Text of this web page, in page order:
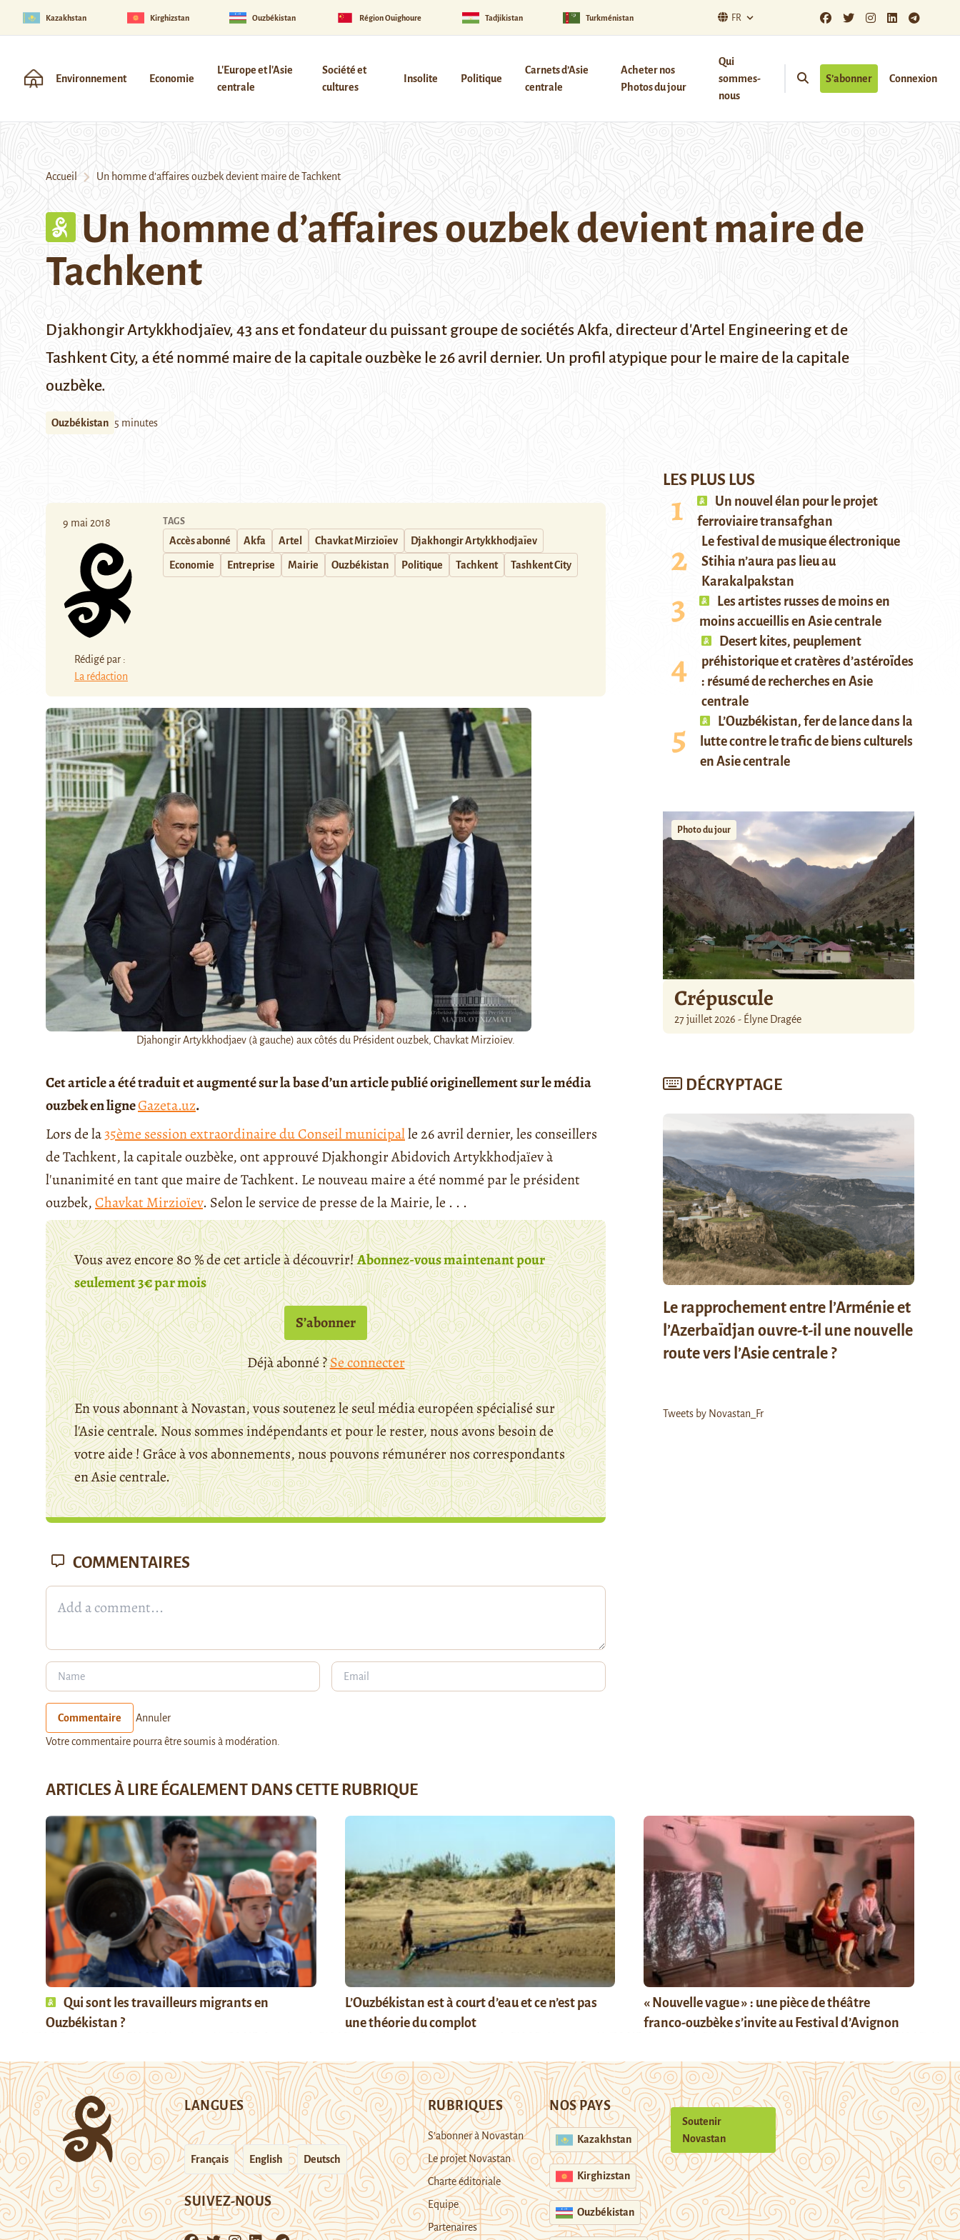
Kazakhstan Kirghizstan Ouzbékistan Région Ouïghoure Tadjikistan Turkménistan FR
Environnement Economie
L'Europe et l'Asie
centrale
Société et
cultures
Insolite Politique
Carnets d’Asie
centrale
Acheter nos
Photos du jour
Qui
sommes-
nous
S’abonner Connexion
Accueil Un homme d’affaires ouzbek devient maire de Tachkent
Un homme d’affaires ouzbek devient maire de
Tachkent
Djakhongir Artykkhodjaïev, 43 ans et fondateur du puissant groupe de sociétés Akfa, directeur d'Artel Engineering et de
Tashkent City, a été nommé maire de la capitale ouzbèke le 26 avril dernier. Un profil atypique pour le maire de la capitale
ouzbèke.
Ouzbékistan 5 minutes
9 mai 2018
Rédigé par :
La rédaction
TAGS
Accès abonné Akfa Artel Chavkat Mirzioïev Djakhongir Artykkhodjaïev
Economie Entreprise Mairie Ouzbékistan Politique Tachkent Tashkent City
Djahongir Artykkhodjaev (à gauche) aux côtés du Président ouzbek, Chavkat Mirzioïev.
Cet article a été traduit et augmenté sur la base d’un article publié originellement sur le média
ouzbek en ligneGazeta.uz.
Lors de la35ème session extraordinaire du Conseil municipalle 26 avril dernier, les conseillers
de Tachkent, la capitale ouzbèke, ont approuvé Djakhongir Abidovich Artykkhodjaïev à
l'unanimité en tant que maire de Tachkent. Le nouveau maire a été nommé par le président
ouzbek,Chavkat Mirzioïev. Selon le service de presse de la Mairie, le . . .
Vous avez encore 80 % de cet article à découvrir!Abonnez-vous maintenant pour
seulement 3€ par mois
S’abonner
Déjà abonné ?Se connecter
En vous abonnant à Novastan, vous soutenez le seul média européen spécialisé sur
l'Asie centrale. Nous sommes indépendants et pour le rester, nous avons besoin de
votre aide ! Grâce à vos abonnements, nous pouvons rémunérer nos correspondants
en Asie centrale.
LES PLUS LUS
Un nouvel élan pour le projet
ferroviaire transafghan
Le festival de musique électronique
Stihia n’aura pas lieu au
Karakalpakstan
Les artistes russes de moins en
moins accueillis en Asie centrale
Desert kites, peuplement
préhistorique et cratères d’astéroïdes
: résumé de recherches en Asie
centrale
L’Ouzbékistan, fer de lance dans la
lutte contre le trafic de biens culturels
en Asie centrale
Photo du jour
Crépuscule
27 juillet 2026 - Élyne Dragée
DÉCRYPTAGE
Le rapprochement entre l’Arménie et
l’Azerbaïdjan ouvre-t-il une nouvelle
route vers l’Asie centrale ?
Tweets by Novastan_Fr
COMMENTAIRES
Commentaire Annuler
Votre commentaire pourra être soumis à modération.
ARTICLES À LIRE ÉGALEMENT DANS CETTE RUBRIQUE
Qui sont les travailleurs migrants en
Ouzbékistan ?
L’Ouzbékistan est à court d’eau et ce n’est pas
une théorie du complot
« Nouvelle vague » : une pièce de théâtre
franco-ouzbèke s’invite au Festival d’Avignon
LANGUES
Français English Deutsch
SUIVEZ-NOUS
RUBRIQUES
S’abonner à Novastan
Le projet Novastan
Charte éditoriale
Equipe
Partenaires
NOS PAYS
Kazakhstan
Kirghizstan
Ouzbékistan
Soutenir
Novastan